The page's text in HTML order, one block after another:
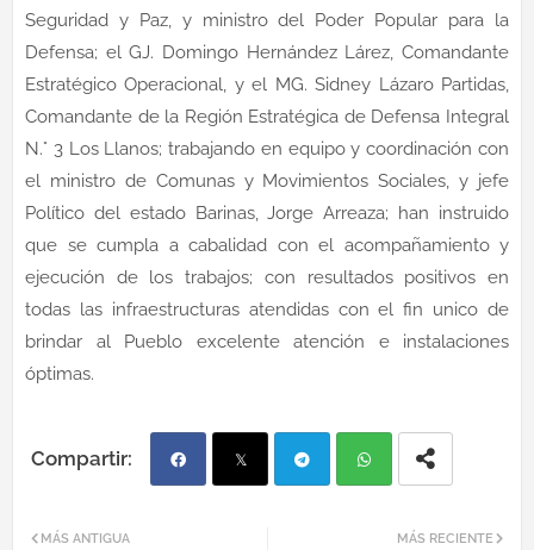
Seguridad y Paz, y ministro del Poder Popular para la
Defensa; el GJ. Domingo Hernández Lárez, Comandante
Estratégico Operacional, y el MG. Sidney Lázaro Partidas,
Comandante de la Región Estratégica de Defensa Integral
N.° 3 Los Llanos; trabajando en equipo y coordinación con
el ministro de Comunas y Movimientos Sociales, y jefe
Político del estado Barinas, Jorge Arreaza; han instruido
que se cumpla a cabalidad con el acompañamiento y
ejecución de los trabajos; con resultados positivos en
todas las infraestructuras atendidas con el fin unico de
brindar al Pueblo excelente atención e instalaciones
óptimas.
MÁS RECIENTE
MÁS ANTIGUA